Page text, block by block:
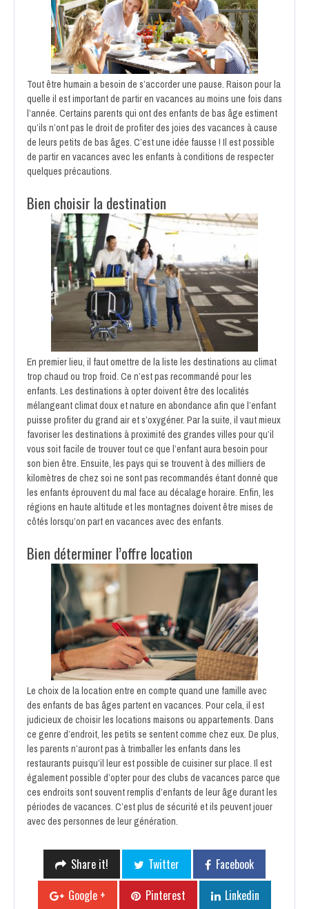
Tout être humain a besoin de s’accorder une pause. Raison pour la
quelle il est important de partir en vacances au moins une fois dans
l’année. Certains parents qui ont des enfants de bas âge estiment
qu’ils n’ont pas le droit de profiter des joies des vacances à cause
de leurs petits de bas âges. C’est une idée fausse ! Il est possible
de partir en vacances avec les enfants à conditions de respecter
quelques précautions.
Bien choisir la destination
En premier lieu, il faut omettre de la liste les destinations au climat
trop chaud ou trop froid. Ce n’est pas recommandé pour les
enfants. Les destinations à opter doivent être des localités
mélangeant climat doux et nature en abondance afin que l’enfant
puisse profiter du grand air et s’oxygéner. Par la suite, il vaut mieux
favoriser les destinations à proximité des grandes villes pour qu’il
vous soit facile de trouver tout ce que l’enfant aura besoin pour
son bien être. Ensuite, les pays qui se trouvent à des milliers de
kilomètres de chez soi ne sont pas recommandés étant donné que
les enfants éprouvent du mal face au décalage horaire. Enfin, les
régions en haute altitude et les montagnes doivent être mises de
côtés lorsqu’on part en vacances avec des enfants.
Bien déterminer l’offre location
Le choix de la location entre en compte quand une famille avec
des enfants de bas âges partent en vacances. Pour cela, il est
judicieux de choisir les locations maisons ou appartements. Dans
ce genre d’endroit, les petits se sentent comme chez eux. De plus,
les parents n’auront pas à trimballer les enfants dans les
restaurants puisqu’il leur est possible de cuisiner sur place. Il est
également possible d’opter pour des clubs de vacances parce que
ces endroits sont souvent remplis d’enfants de leur âge durant les
périodes de vacances. C’est plus de sécurité et ils peuvent jouer
avec des personnes de leur génération.
Share it! Twitter
Facebook
Google +
Pinterest Linkedin